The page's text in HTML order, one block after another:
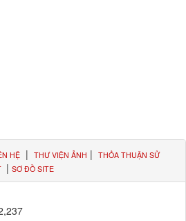
HỆ | THƯ VIỆN ẢNH | THỎA THUẬN SỬ
| SƠ ĐỒ SITE